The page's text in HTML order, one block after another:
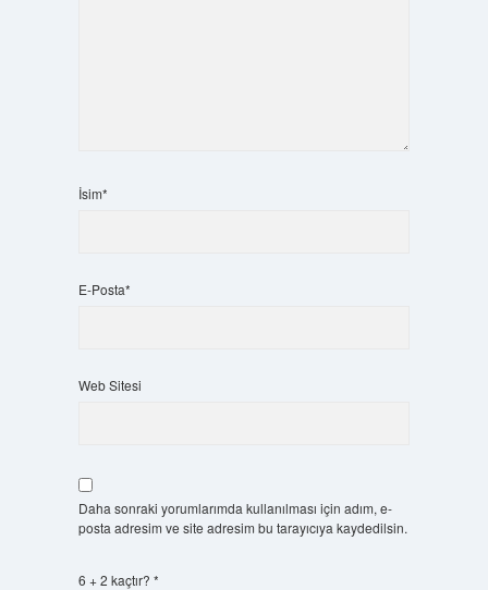
İsim*
E-Posta*
Web Sitesi
Daha sonraki yorumlarımda kullanılması için adım, e-
posta adresim ve site adresim bu tarayıcıya kaydedilsin.
6 + 2 kaçtır? *